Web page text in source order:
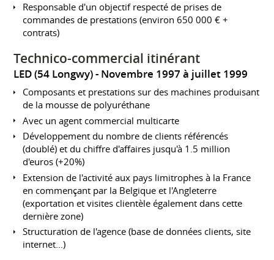
Responsable d'un objectif respecté de prises de
commandes de prestations (environ 650 000 € +
contrats)
Technico-commercial itinérant
LED (54 Longwy) Novembre 1997 à juillet 1999
Composants et prestations sur des machines produisant
de la mousse de polyuréthane
Avec un agent commercial multicarte
Développement du nombre de clients référencés
(doublé) et du chiffre d'affaires jusqu'à 1.5 million
d'euros (+20%)
Extension de l'activité aux pays limitrophes à la France
en commençant par la Belgique et l'Angleterre
(exportation et visites clientèle également dans cette
dernière zone)
Structuration de l'agence (base de données clients, site
internet...)